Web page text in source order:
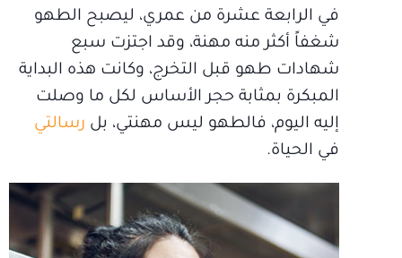
في الرابعة عشرة من عمري، ليصبح الطهو
شغفاً أكثر منه مهنة، وقد اجتزت سبع
شهادات طهو قبل التخرج، وكانت هذه البداية
المبكرة بمثابة حجر الأساس لكل ما وصلت
إليه اليوم، فالطهو ليس مهنتي، بل رسالتي
في الحياة.